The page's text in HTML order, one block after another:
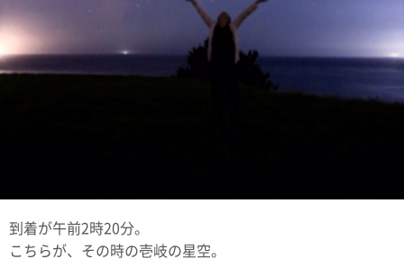
到着が午前2時20分。
こちらが、その時の壱岐の星空。